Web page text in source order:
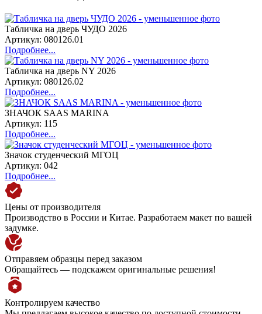
Табличка на дверь ЧУДО 2026
Артикул: 080126.01
Подробнее...
Табличка на дверь NY 2026
Артикул: 080126.02
Подробнее...
ЗНАЧОК SAAS MARINA
Артикул: 115
Подробнее...
Значок студенческий МГОЦ
Артикул: 042
Подробнее...
Цены от производителя
Производство в России и Китае. Разработаем макет по вашей
задумке.
Отправяем образцы перед заказом
Обращайтесь — подскажем оригинальные решения!
Контролируем качество